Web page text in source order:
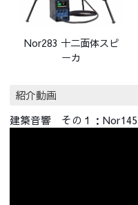
Nor283 十二面体スピ
ーカ
紹介動画
建築音響 その１：Nor145